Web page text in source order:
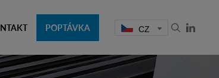
POPTÁVKA CZ